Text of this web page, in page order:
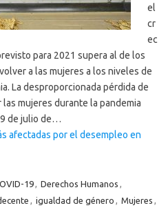
el
cr
ec
para 2021 supera al de los
a las mujeres a los niveles de
La desproporcionada pérdida de
mujeres durante la pandemia
de julio de…
afectadas por el desempleo en
19, Derechos Humanos ,
, igualdad de género , Mujeres ,